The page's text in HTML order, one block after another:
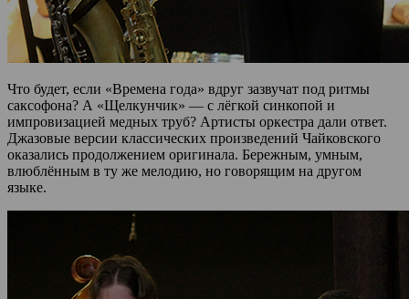
Что будет, если «Времена года» вдруг зазвучат под ритмы
саксофона? А «Щелкунчик» — с лёгкой синкопой и
импровизацией медных труб? Артисты оркестра дали ответ.
Джазовые версии классических произведений Чайковского
оказались продолжением оригинала. Бережным, умным,
влюблённым в ту же мелодию, но говорящим на другом
языке.